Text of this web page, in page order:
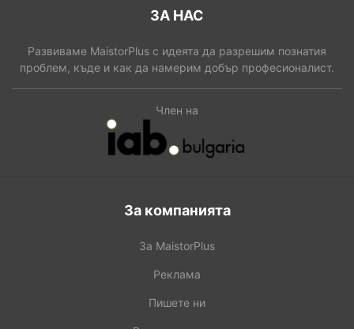
ЗА НАС
Развиваме MaistorPlus с идеята да разрешим познатия
проблем, къде и как да намерим добър професионалист.
Член на
За компанията
За MaistorPlus
Реклама
Пишете ни